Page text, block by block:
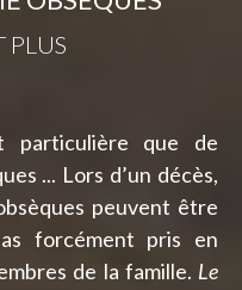
PLUS
particulière que de
... Lors d’un décès,
peuvent être
forcément pris en
de la famille. Le